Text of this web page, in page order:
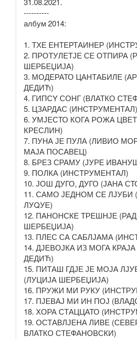
----------
албум 2014:
1. ТХЕ ЕНТЕРТАИНЕР
2. ПРОТУЛЕТЈЕ СЕ ОТПИРА
ШЕРБЕЏИЈА)
3. МОДЕРАТО ЦАНТАБИЛЕ
ДЕДИЋ)
4. ГИПСY СОНГ (ВЛАТКО
5. ЦЗАРДАС (ИНСТРУМЕНТАЛ)
6. УМЈЕСТО КОГА РОЖА
КРЕСЛИН)
7. ПУНА ЈЕ ПУЛА (ЛИВИО
МАЈА ПОСАВЕЦ)
8. БРЕЗ СРАМУ (ЈУРЕ
9. ПОЛКА (ИНСТРУМЕНТАЛ)
10. ЈОШ ДУГО, ДУГО (ЈАНА
11. САМО ЈЕДНОМ СЕ ЛЈУБИ
ЛУQУЕ)
12. ПАНОНСКЕ ТРЕШНЈЕ
ШЕРБЕЏИЈА)
13. ПЛЕС СА САБЛЈАМА
14. ДЈЕВОЈКА ИЗ МОГА
ДЕДИЋ)
15. ПИТАШ ГДЈЕ ЈЕ МОЈА
(ЛУЦИЈА ШЕРБЕЏИЈА)
16. ПРУЖИ МИ РУКУ
17. ПЈЕВАЈ МИ ИН ПОЈ
18. ХОРА СТАЦЦАТО
19. ОСТАВЛЈЕНА ЛИВЕ
ВЛАТКО СТЕФАНОВСКИ)